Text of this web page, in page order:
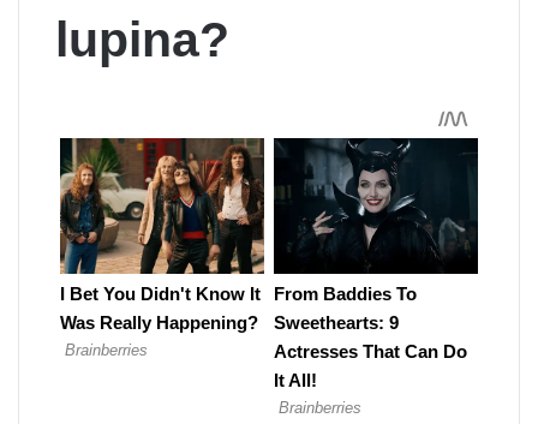
lupina?